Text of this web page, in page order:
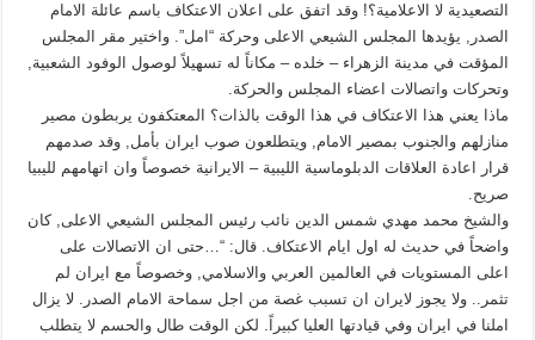
التصعيدية لا الاعلامية؟! وقد اتفق على اعلان الاعتكاف باسم عائلة الامام
الصدر, يؤيدها المجلس الشيعي الاعلى وحركة “امل”. واختير مقر المجلس
المؤقت في مدينة الزهراء – خلده – مكاناً له تسهيلاً لوصول الوفود الشعبية,
وتحركات واتصالات اعضاء المجلس والحركة.
ماذا يعني هذا الاعتكاف في هذا الوقت بالذات؟ المعتكفون يربطون مصير
منازلهم والجنوب بمصير الامام, ويتطلعون صوب ايران بأمل, وقد صدمهم
قرار اعادة العلاقات الدبلوماسية الليبية – الايرانية خصوصاً وان اتهامهم لليبيا
صريح.
والشيخ محمد مهدي شمس الدين نائب رئيس المجلس الشيعي الاعلى, كان
واضحاً في حديث له اول ايام الاعتكاف. قال: “…حتى ان الاتصالات على
اعلى المستويات في العالمين العربي والاسلامي, وخصوصاً مع ايران لم
تثمر.. ولا يجوز لايران ان تسبب غصة من اجل سماحة الامام الصدر. لا يزال
املنا في ايران وفي قيادتها العليا كبيراً. لكن الوقت طال والحسم لا يتطلب